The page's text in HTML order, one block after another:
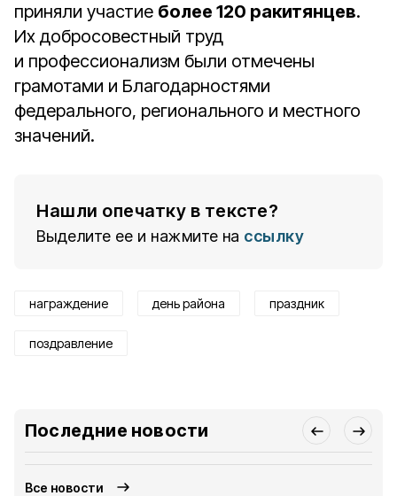
приняли участие более 120 ракитянцев.
Их добросовестный труд
и профессионализм были отмечены
грамотами и Благодарностями
федерального, регионального и местного
значений.
Нашли опечатку в тексте?
Выделите ее и нажмите на ссылку
награждение день района праздник
поздравление
Последние новости
Все новости